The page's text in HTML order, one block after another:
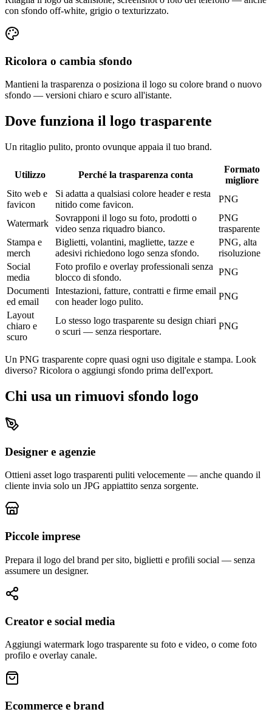
con sfondo off-white, grigio o texturizzato.
Ricolora o cambia sfondo
Mantieni la trasparenza o posiziona il logo su colore brand o nuovo
sfondo — versioni chiaro e scuro all'istante.
Dove funziona il logo trasparente
Un ritaglio pulito, pronto ovunque appaia il tuo brand.
Utilizzo Perché la trasparenza conta
Formato
migliore
Sito web e
favicon
Si adatta a qualsiasi colore header e resta
nitido come favicon.
PNG
Watermark
Sovrapponi il logo su foto, prodotti o
video senza riquadro bianco.
PNG
trasparente
Stampa e
merch
Biglietti, volantini, magliette, tazze e
adesivi richiedono logo senza sfondo.
PNG, alta
risoluzione
Social
media
Foto profilo e overlay professionali senza
blocco di sfondo.
PNG
Documenti
ed email
Intestazioni, fatture, contratti e firme email
con header logo pulito.
PNG
Layout
chiaro e
scuro
Lo stesso logo trasparente su design chiari
o scuri — senza riesportare.
PNG
Un PNG trasparente copre quasi ogni uso digitale e stampa. Look
diverso? Ricolora o aggiungi sfondo prima dell'export.
Chi usa un rimuovi sfondo logo
Designer e agenzie
Ottieni asset logo trasparenti puliti velocemente — anche quando il
cliente invia solo un JPG appiattito senza sorgente.
Piccole imprese
Prepara il logo del brand per sito, biglietti e profili social — senza
assumere un designer.
Creator e social media
Aggiungi watermark logo trasparente su foto e video, o come foto
profilo e overlay canale.
Ecommerce e brand